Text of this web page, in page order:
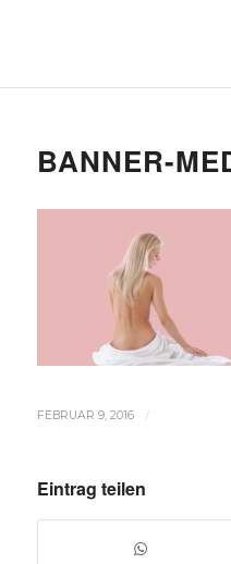
BANNER-
FEBRUAR 9, 2016 /
Eintrag teilen